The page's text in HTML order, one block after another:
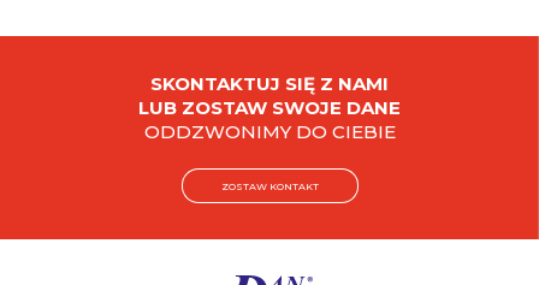
SKONTAKTUJ SIĘ Z NAMI
LUB ZOSTAW SWOJE DANE
ODDZWONIMY DO CIEBIE
ZOSTAW KONTAKT